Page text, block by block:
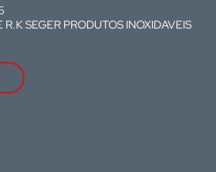
R.K SEGER PRODUTOS INOXIDAVEIS